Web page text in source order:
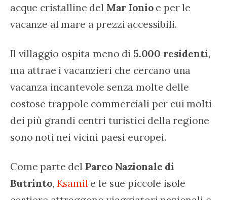
acque cristalline del Mar Ionio e per le
vacanze al mare a prezzi accessibili.
Il villaggio ospita meno di 5.000 residenti,
ma attrae i vacanzieri che cercano una
vacanza incantevole senza molte delle
costose trappole commerciali per cui molti
dei più grandi centri turistici della regione
sono noti nei vicini paesi europei.
Come parte del Parco Nazionale di
Butrinto, Ksamil e le sue piccole isole